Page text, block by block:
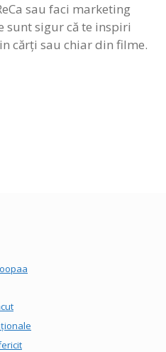
sau faci marketing
sunt sigur că te inspiri
cărți sau chiar din filme.